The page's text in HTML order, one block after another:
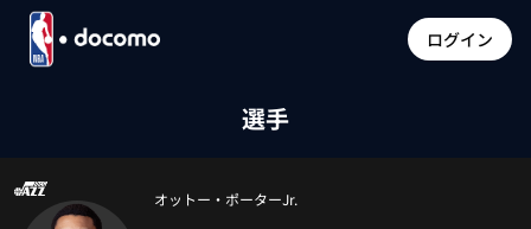
ログイン
選手
オットー・ポーターJr.